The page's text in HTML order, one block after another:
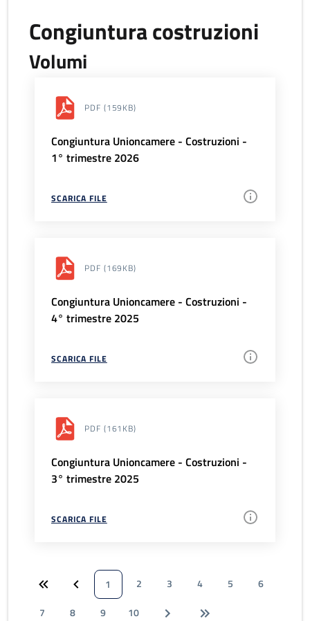
Congiuntura costruzioni
Volumi
PDF (159KB)
Congiuntura Unioncamere - Costruzioni -
1° trimestre 2026
SCARICA FILE
PDF (169KB)
Congiuntura Unioncamere - Costruzioni -
4° trimestre 2025
SCARICA FILE
PDF (161KB)
Congiuntura Unioncamere - Costruzioni -
3° trimestre 2025
SCARICA FILE
1 2 3 4 5
6
7
8 9 10